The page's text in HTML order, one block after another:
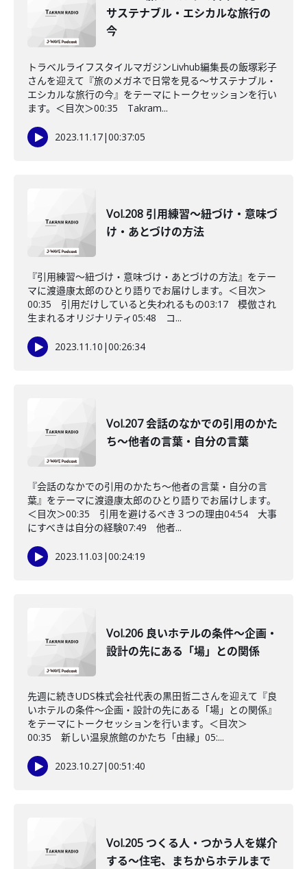
サステナブル・エシカルな旅行の
今
トラベルライフスタイルマガジンLivhub編集長の飯塚彩子
さんを迎えて『旅のメガネで日常を見る〜サステナブル・
エシカルな旅行の今』をテーマにトークセッションを行い
ます。＜目次＞00:35 Takram...
2023.11.17|00:37:05
Vol.208 引用練習〜紐づけ・意味づ
け・あとづけの方法
『引用練習〜紐づけ・意味づけ・あとづけの方法』をテー
マに渡邉康太郎のひとり語りでお届けします。＜目次＞
00:35 引用だけしていると失われるもの03:17 模倣され
生まれるオリジナリティ05:48 コ...
2023.11.10 |00:26:34
Vol.207 会話のなかでの引用のかた
ち〜他者の言葉・自分の言葉
『会話のなかでの引用のかたち〜他者の言葉・自分の言
葉』をテーマに渡邉康太郎のひとり語りでお届けします。
＜目次＞00:35 引用を避けるべき３つの理由04:54 大事
にすべきは自分の経験07:49 他者...
2023.11.03 |00:24:19
Vol.206 良いホテルの条件〜企画・
設計の先にある「場」との関係
先週に続きUDS株式会社代表の黒田哲二さんを迎えて『良
いホテルの条件〜企画・設計の先にある「場」との関係』
をテーマにトークセッションを行います。＜目次＞
00:35 新しい温泉旅館のかたち「由縁」05:...
2023.10.27|00:51:40
Vol.205 つくる人・つかう人を媒介
する〜住宅、まちからホテルまで